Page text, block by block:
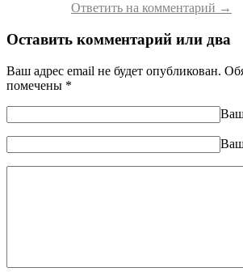
Ответить на комментарий →
Оставить комментарий или два
Ваш адрес email не будет опубликован.
помечены *